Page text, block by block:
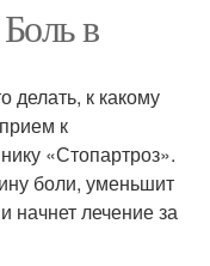
в
делать, к какому
к
«Стопартроз».
боли, уменьшит
начнет лечение за